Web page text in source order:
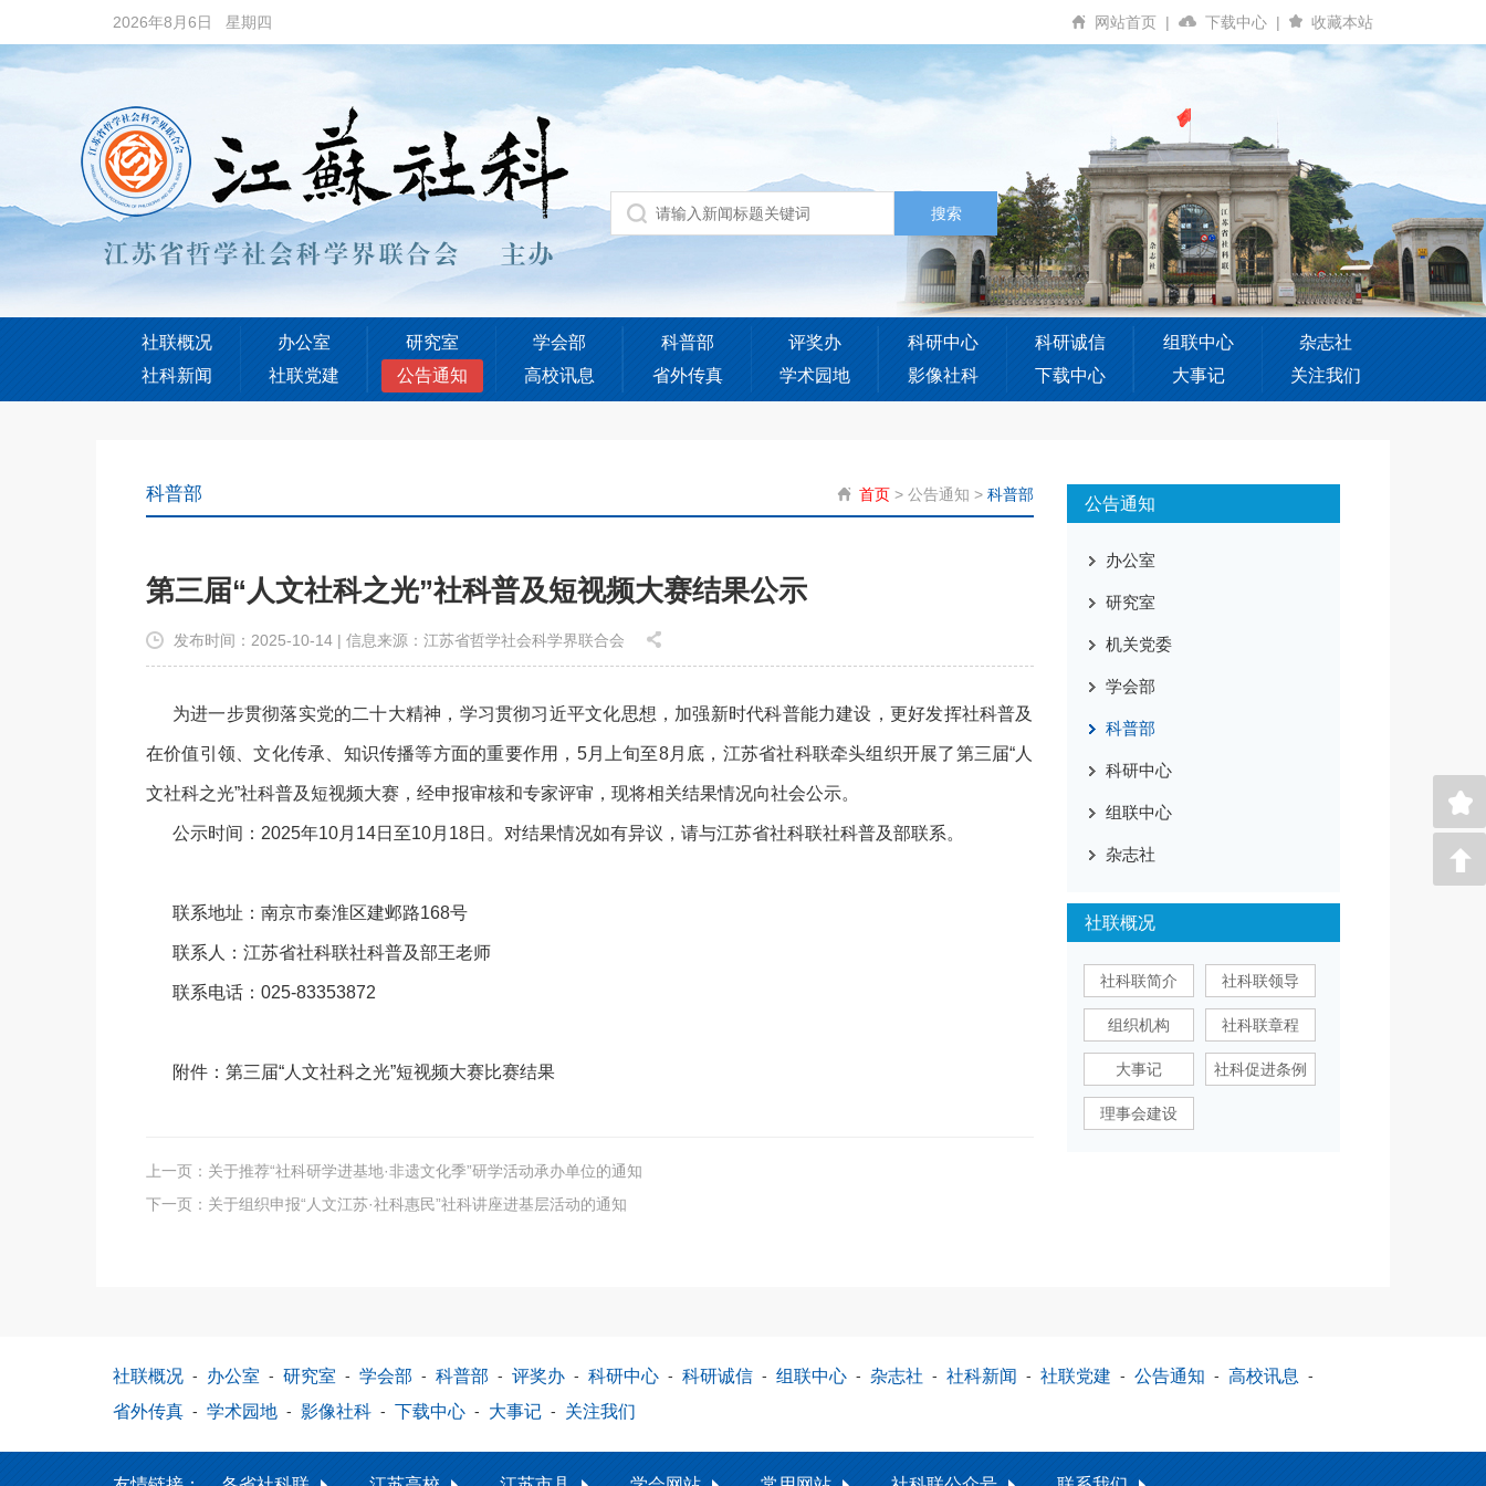
2026年8月6日 星期四 网站首页 | 下载中心 | 收藏本站
社联概况 办公室 研究室 学会部 科普部 评奖办 科研中心 科研诚信 组联中心
杂志社
社科新闻
社联党建 公告通知 高校讯息 省外传真 学术园地 影像社科 下载中心 大事记 关注我们
科普部 首页> 公告通知 > 科普部
第三届“人文社科之光”社科普及短视频大赛结果公示
发布时间：2025-10-14 | 信息来源：江苏省哲学社会科学界联合会
为进一步贯彻落实党的二十大精神，学习贯彻习近平文化思想，加强新时代科普能力建设，更好发挥社科普及
在价值引领、文化传承、知识传播等方面的重要作用，5月上旬至8月底，江苏省社科联牵头组织开展了第三届“人
文社科之光”社科普及短视频大赛，经申报审核和专家评审，现将相关结果情况向社会公示。
公示时间：2025年10月14日至10月18日。对结果情况如有异议，请与江苏省社科联社科普及部联系。
联系地址：南京市秦淮区建邺路168号
联系人：江苏省社科联社科普及部王老师
联系电话：025-83353872
附件： 第三届“人文社科之光”短视频大赛比赛结果
上一页： 关于推荐“社科研学进基地·非遗文化季”研学活动承办单位的通知
下一页： 关于组织申报“人文江苏·社科惠民”社科讲座进基层活动的通知
公告通知
办公室
研究室
机关党委
学会部
科普部
科研中心
组联中心
杂志社
社联概况
社科联简介 社科联领导
组织机构 社科联章程
大事记 社科促进条例
理事会建设
社联概况 - 办公室 - 研究室 - 学会部 - 科普部 - 评奖办 - 科研中心 - 科研诚信 - 组联中心 - 杂志社 - 社科新闻 - 社联党建 - 公告通知 - 高校讯息 -
省外传真 - 学术园地 - 影像社科 - 下载中心 - 大事记 - 关注我们